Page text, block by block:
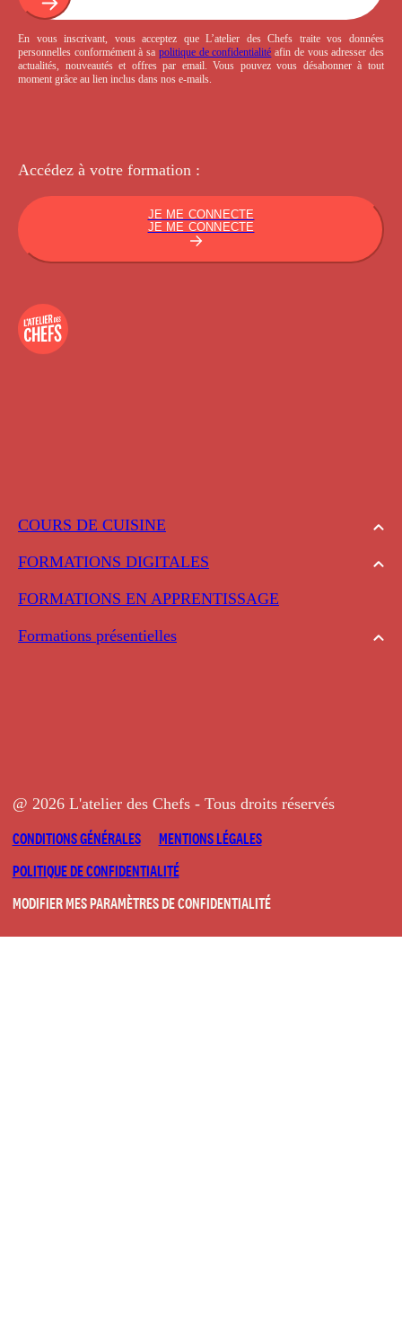
COURS DE CUISINE
FORMATIONS DIGITALES
FORMATIONS EN APPRENTISSAGE
Formations présentielles
En vous inscrivant, vous acceptez que L’atelier des Chefs traite vos données
personnelles conformément à sa politique de confidentialité afin de vous adresser des
actualités, nouveautés et offres par email. Vous pouvez vous désabonner à tout
moment grâce au lien inclus dans nos e-mails.
Accédez à votre formation :
JE ME CONNECTE
JE ME CONNECTE
@ 2026 L'atelier des Chefs - Tous droits réservés
CONDITIONS GÉNÉRALES
MENTIONS LÉGALES
POLITIQUE DE CONFIDENTIALITÉ
MODIFIER MES PARAMÈTRES DE CONFIDENTIALITÉ